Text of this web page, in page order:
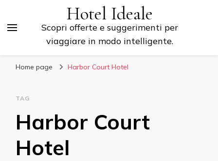
Hotel Ideale
Scopri offerte e suggerimenti per
viaggiare in modo intelligente.
Home page Harbor Court Hotel
TAG
Harbor Court
Hotel